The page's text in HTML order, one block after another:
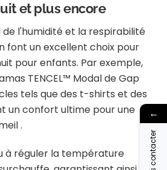
et plus encore
l'humidité et la respirabilité
font un excellent choix pour
pour enfants. Par exemple,
TENCEL™ Modal de Gap
tels que des t-shirts et des
un confort ultime pour une
.
à réguler la température
←
Nous contacter